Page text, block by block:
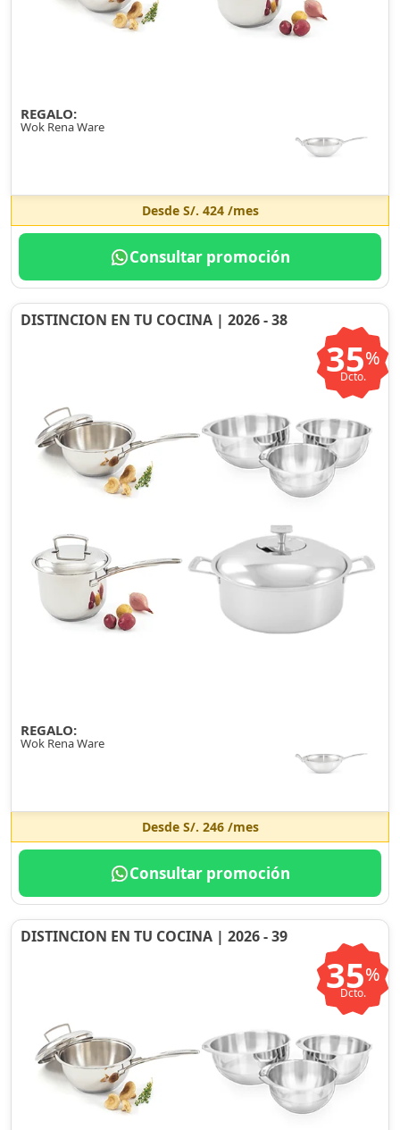
REGALO:
Wok Rena Ware
Desde S/. 424/mes
Consultar promoción
DISTINCION EN TU COCINA | 2026 - 38
35%
Dcto.
REGALO:
Wok Rena Ware
Desde S/. 246/mes
Consultar promoción
DISTINCION EN TU COCINA | 2026 - 39
35%
Dcto.